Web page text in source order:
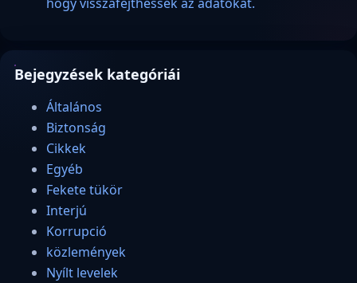
Bejegyzések kategóriái
Általános
Biztonság
Cikkek
Egyéb
Fekete tükör
Interjú
Korrupció
közlemények
Nyílt levelek